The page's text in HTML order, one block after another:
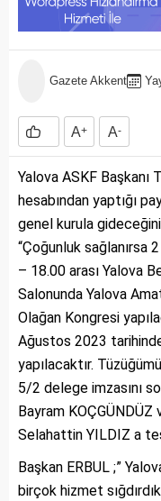
Gazete Akkent
A+ A-
Yalova ASKF Başkanı
hesabından yaptığı
genel kurula
“Çoğunluk
– 18.00 arası Yalova
Salonunda Yalova
Olağan Kongresi
Ağustos 2023
yapılacaktır.
5/2 delege imzasını
Bayram
Selahattin YILDIZ a
Başkan ERBUL ;”
birçok hizmet